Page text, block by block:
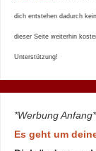
dich entstehen dadurch
dieser Seite weiterhin
Unterstützung!
*Werbung Anfang*
Es geht um